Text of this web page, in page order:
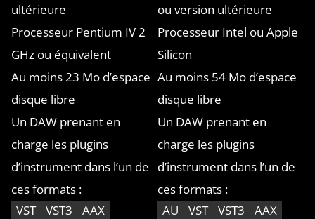
ultérieure
Processeur Pentium IV 2
GHz ou équivalent
Au moins 23 Mo d’espace
disque libre
Un DAW prenant en
charge les plugins
d’instrument dans l’un de
ces formats :
VST
VST3 AAX
ou version ultérieure
Processeur Intel ou Apple
Silicon
Au moins 54 Mo d’espace
disque libre
Un DAW prenant en
charge les plugins
d’instrument dans l’un de
ces formats :
AU
VST VST3 AAX